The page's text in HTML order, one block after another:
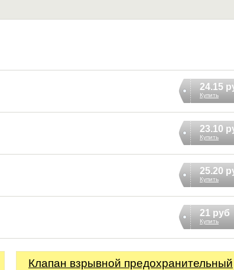
24.15
Купить
23.10
Купить
25.20
Купить
21 руб
Купить
Клапан взрывной предохранительный